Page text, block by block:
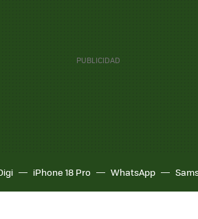
iPhone 18 Pro WhatsApp